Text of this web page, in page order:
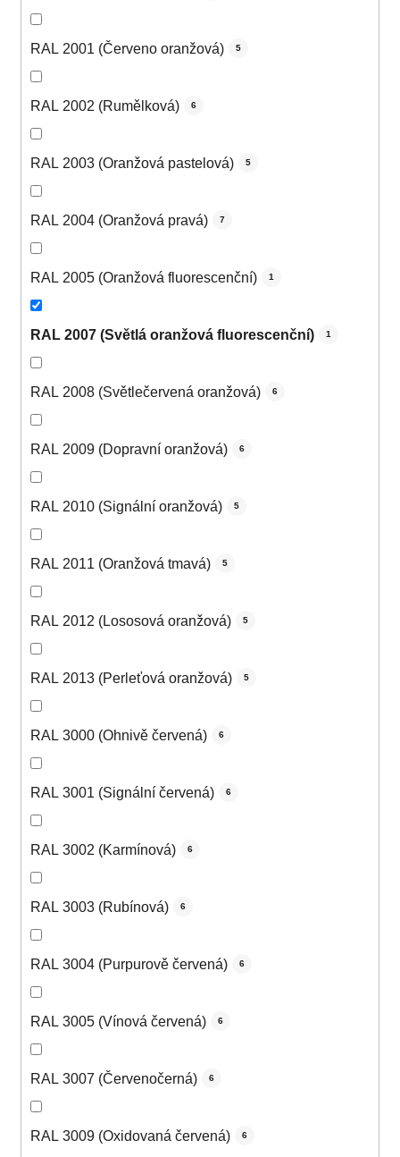
RAL 2001 (Červeno oranžová) 5
RAL 2002 (Rumělková) 6
RAL 2003 (Oranžová pastelová) 5
RAL 2004 (Oranžová pravá) 7
RAL 2005 (Oranžová fluorescenční) 1
RAL 2007 (Světlá oranžová fluorescenční) 1
RAL 2008 (Světlečervená oranžová) 6
RAL 2009 (Dopravní oranžová) 6
RAL 2010 (Signální oranžová) 5
RAL 2011 (Oranžová tmavá) 5
RAL 2012 (Lososová oranžová) 5
RAL 2013 (Perleťová oranžová) 5
RAL 3000 (Ohnivě červená) 6
RAL 3001 (Signální červená) 6
RAL 3002 (Karmínová) 6
RAL 3003 (Rubínová) 6
RAL 3004 (Purpurově červená) 6
RAL 3005 (Vínová červená) 6
RAL 3007 (Červenočerná) 6
RAL 3009 (Oxidovaná červená) 6